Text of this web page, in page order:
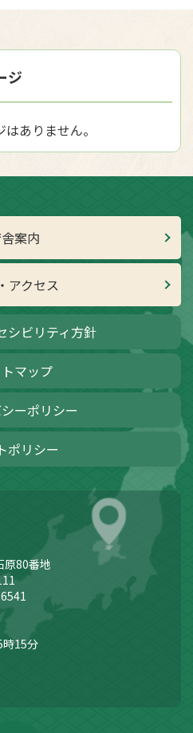
ジ
ありません。
案内
アクセス
シビリティ方針
マップ
ーポリシー
ポリシー
原80番地
時15分